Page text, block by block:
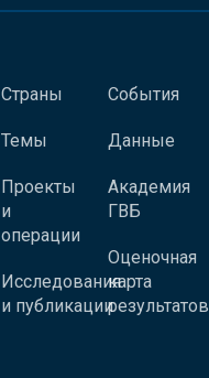
Страны
Темы
Проекты
и
операции
Исследования
и публикации
События
Данные
Академия
ГВБ
Оценочная
карта
результатов